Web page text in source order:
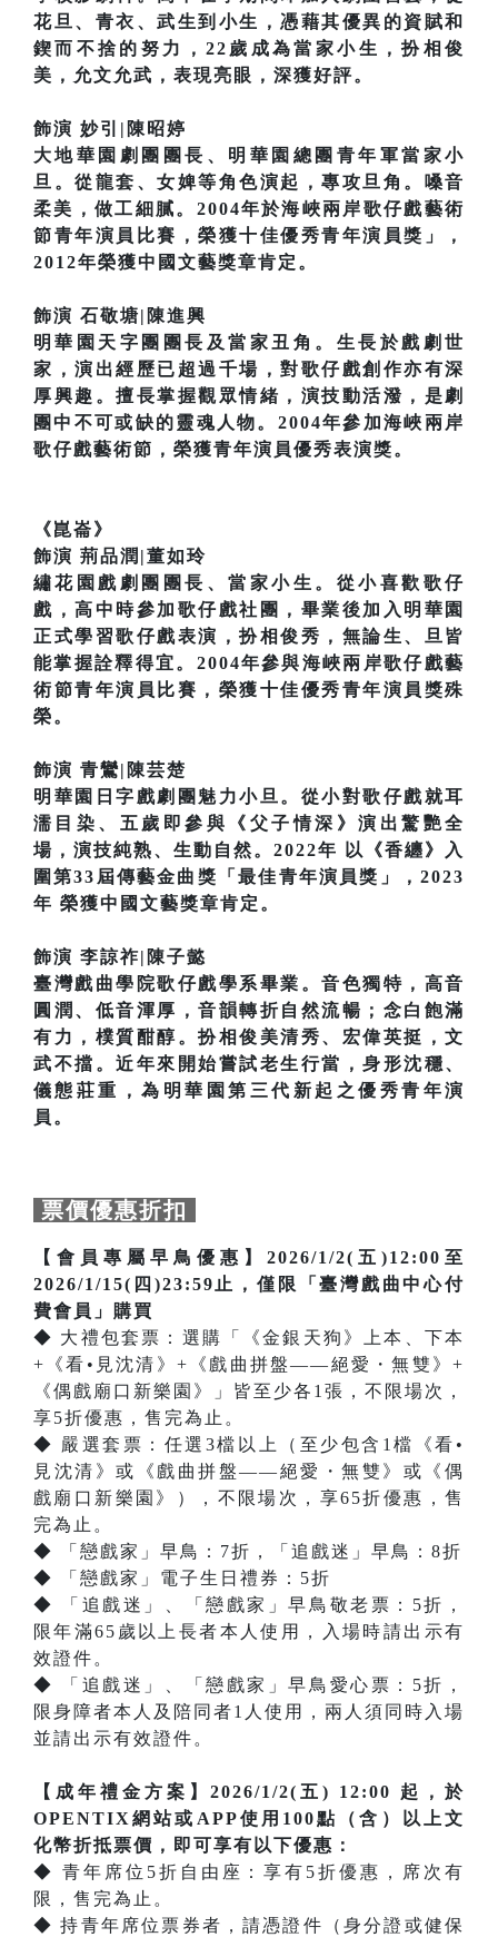
花旦、青衣、武生到小生，憑藉其優異的資賦和
鍥而不捨的努力，22歲成為當家小生，扮相俊
美，允文允武，表現亮眼，深獲好評。
飾演 妙引|陳昭婷
大地華園劇團團長、明華園總團青年軍當家小
旦。從龍套、女婢等角色演起，專攻旦角。嗓音
柔美，做工細膩。2004年於海峽兩岸歌仔戲藝術
節青年演員比賽，榮獲十佳優秀青年演員獎」，
2012年榮獲中國文藝獎章肯定。
飾演 石敬塘|陳進興
明華園天字團團長及當家丑角。生長於戲劇世
家，演出經歷已超過千場，對歌仔戲創作亦有深
厚興趣。擅長掌握觀眾情緒，演技動活潑，是劇
團中不可或缺的靈魂人物。2004年參加海峽兩岸
歌仔戲藝術節，榮獲青年演員優秀表演獎。
《崑崙》
飾演 荊品潤|董如玲
繡花園戲劇團團長、當家小生。從小喜歡歌仔
戲，高中時參加歌仔戲社團，畢業後加入明華園
正式學習歌仔戲表演，扮相俊秀，無論生、旦皆
能掌握詮釋得宜。2004年參與海峽兩岸歌仔戲藝
術節青年演員比賽，榮獲十佳優秀青年演員獎殊
榮。
飾演 青鸞|陳芸楚
明華園日字戲劇團魅力小旦。從小對歌仔戲就耳
濡目染、五歲即參與《父子情深》演出驚艷全
場，演技純熟、生動自然。2022年 以《香纏》入
圍第33屆傳藝金曲獎「最佳青年演員獎」，2023
年 榮獲中國文藝獎章肯定。
飾演 李諒祚|陳子懿
臺灣戲曲學院歌仔戲學系畢業。音色獨特，高音
圓潤、低音渾厚，音韻轉折自然流暢；念白飽滿
有力，樸質酣醇。扮相俊美清秀、宏偉英挺，文
武不擋。近年來開始嘗試老生行當，身形沈穩、
儀態莊重，為明華園第三代新起之優秀青年演
員。
票價優惠折扣
【會員專屬早鳥優惠】2026/1/2(五)12:00至
2026/1/15(四)23:59止，僅限「臺灣戲曲中心付
費會員」購買
◆ 大禮包套票：選購「《金銀天狗》上本、下本
+《看•見沈清》+《戲曲拼盤——絕愛・無雙》+
《偶戲廟口新樂園》」皆至少各1張，不限場次，
享5折優惠，售完為止。
◆ 嚴選套票：任選3檔以上（至少包含1檔《看•
見沈清》或《戲曲拼盤——絕愛・無雙》或《偶
戲廟口新樂園》），不限場次，享65折優惠，售
完為止。
◆ 「戀戲家」早鳥：7折，「追戲迷」早鳥：8折
◆ 「戀戲家」電子生日禮券：5折
◆ 「追戲迷」、「戀戲家」早鳥敬老票：5折，
限年滿65歲以上長者本人使用，入場時請出示有
效證件。
◆ 「追戲迷」、「戀戲家」早鳥愛心票：5折，
限身障者本人及陪同者1人使用，兩人須同時入場
並請出示有效證件。
【成年禮金方案】2026/1/2(五) 12:00 起，於
OPENTIX網站或APP使用100點（含）以上文
化幣折抵票價，即可享有以下優惠：
◆ 青年席位5折自由座：享有5折優惠，席次有
限，售完為止。
◆ 持青年席位票券者，請憑證件（身分證或健保